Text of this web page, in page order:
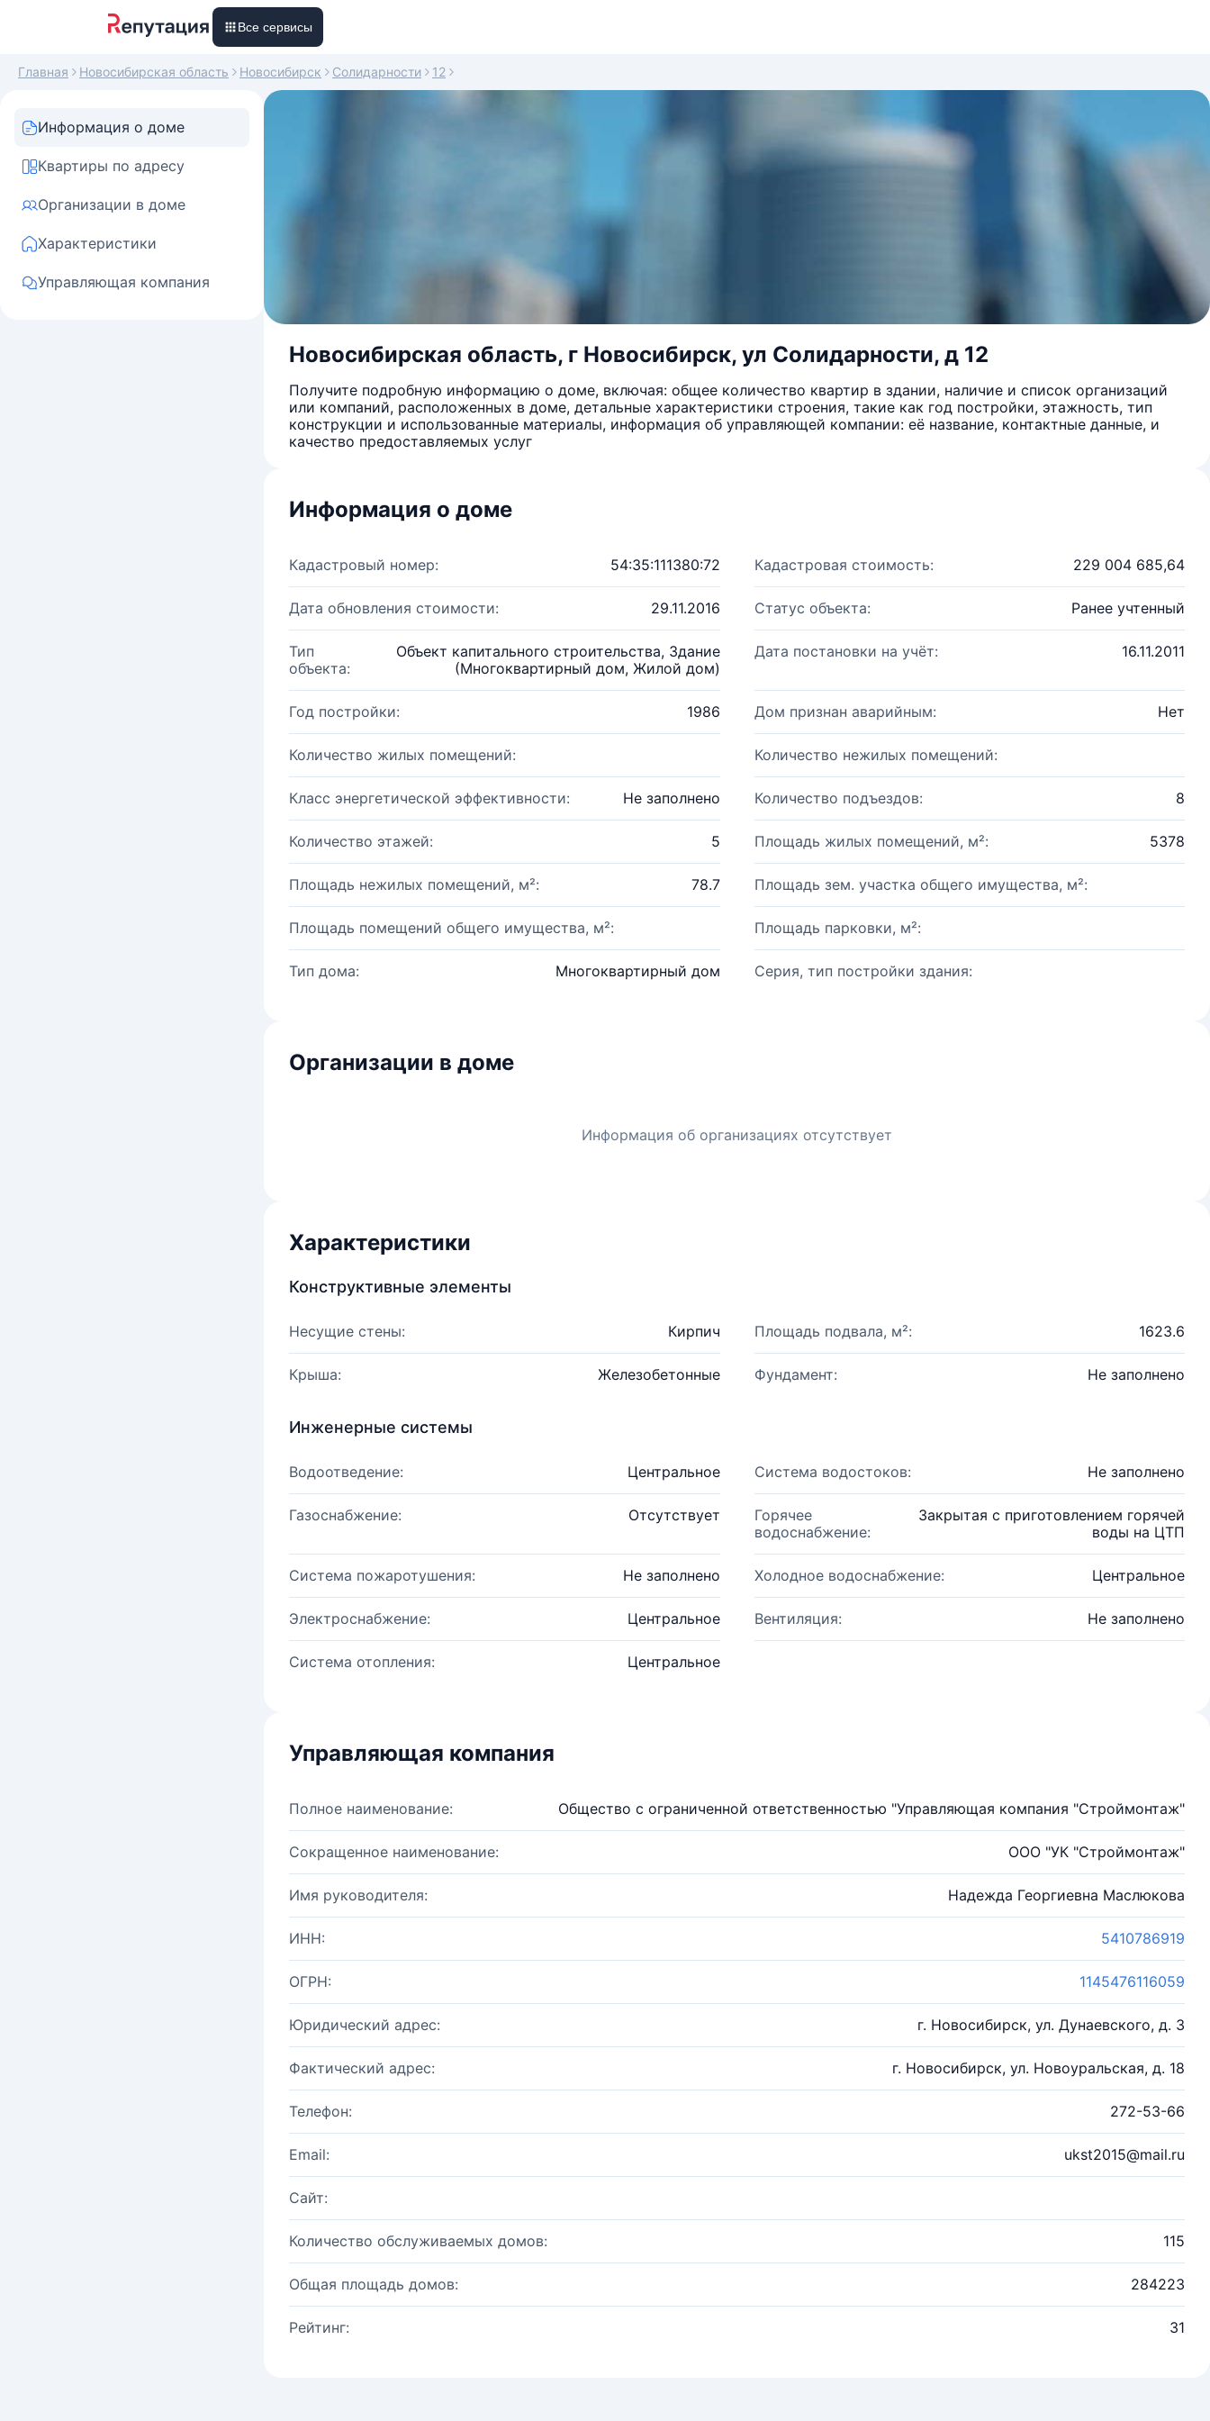
Все сервисы
Главная Новосибирская область Новосибирск Солидарности 12
Информация о доме
Квартиры по адресу
Организации в доме
Характеристики
Управляющая компания
Новосибирская область, г Новосибирск, ул Солидарности, д 12
Получите подробную информацию о доме, включая: общее количество квартир в здании, наличие и список организаций
или компаний, расположенных в доме, детальные характеристики строения, такие как год постройки, этажность, тип
конструкции и использованные материалы, информация об управляющей компании: её название, контактные данные, и
качество предоставляемых услуг
Информация о доме
Кадастровый номер: 54:35:111380:72 Кадастровая стоимость: 229 004 685,64
Дата обновления стоимости: 29.11.2016 Статус объекта: Ранее учтенный
Тип
объекта:
Объект капитального строительства, Здание
(Многоквартирный дом, Жилой дом)
Дата постановки на учёт: 16.11.2011
Год постройки: 1986 Дом признан аварийным: Нет
Количество жилых помещений: Количество нежилых помещений:
Класс энергетической эффективности: Не заполнено Количество подъездов: 8
Количество этажей: 5 Площадь жилых помещений, м²: 5378
Площадь нежилых помещений, м²: 78.7 Площадь зем. участка общего имущества, м²:
Площадь помещений общего имущества, м²: Площадь парковки, м²:
Тип дома: Многоквартирный дом Серия, тип постройки здания:
Организации в доме
Информация об организациях отсутствует
Характеристики
Конструктивные элементы
Несущие стены: Кирпич Площадь подвала, м²: 1623.6
Крыша: Железобетонные Фундамент: Не заполнено
Инженерные системы
Водоотведение: Центральное Система водостоков: Не заполнено
Газоснабжение: Отсутствует
Горячее
водоснабжение:
Закрытая с приготовлением горячей
воды на ЦТП
Система пожаротушения: Не заполнено Холодное водоснабжение: Центральное
Электроснабжение: Центральное Вентиляция: Не заполнено
Система отопления: Центральное
Управляющая компания
Полное наименование: Общество с ограниченной ответственностью "Управляющая компания "Строймонтаж"
Сокращенное наименование: ООО "УК "Строймонтаж"
Имя руководителя: Надежда Георгиевна Маслюкова
ИНН: 5410786919
ОГРН: 1145476116059
Юридический адрес: г. Новосибирск, ул. Дунаевского, д. 3
Фактический адрес: г. Новосибирск, ул. Новоуральская, д. 18
Телефон: 272-53-66
Email: ukst2015@mail.ru
Сайт:
Количество обслуживаемых домов: 115
Общая площадь домов: 284223
Рейтинг: 31